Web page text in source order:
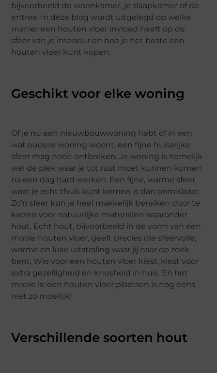
bijvoorbeeld de woonkamer, je slaapkamer of de
entree. In deze blog wordt uitgelegd op welke
manier een houten vloer invloed heeft op de
sfeer van je interieur en hoe je het beste een
houten vloer kunt kopen.
Geschikt voor elke woning
Of je nu een nieuwbouwwoning hebt of in een
wat oudere woning woont, een fijne huiselijke
sfeer mag nooit ontbreken. Je woning is namelijk
wel de plek waar je tot rust moet kunnen komen
na een dag hard werken. Een fijne, warme sfeer
waar je echt thuis kunt komen is dan onmisbaar.
Zo’n sfeer kun je heel makkelijk bereiken door te
kiezen voor natuurlijke materialen waaronder
hout. Echt hout, bijvoorbeeld in de vorm van een
mooie houten vloer, geeft precies die sfeervolle,
warme en luxe uitstraling waar jij naar op zoek
bent. Wie voor een houten vloer kiest, kiest voor
extra gezelligheid en knusheid in huis. En het
mooie is: een houten vloer plaatsen is nog eens
niet zo moeilijk!
Verschillende soorten hout